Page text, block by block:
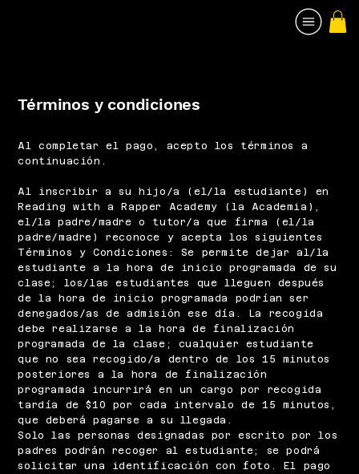
Términos y condiciones
Al completar el pago, acepto los términos a
continuación.
Al inscribir a su hijo/a (el/la estudiante) en
Reading with a Rapper Academy (la Academia),
el/la padre/madre o tutor/a que firma (el/la
padre/madre) reconoce y acepta los siguientes
Términos y Condiciones: Se permite dejar al/la
estudiante a la hora de inicio programada de su
clase; los/las estudiantes que lleguen después
de la hora de inicio programada podrían ser
denegados/as de admisión ese día. La recogida
debe realizarse a la hora de finalización
programada de la clase; cualquier estudiante
que no sea recogido/a dentro de los 15 minutos
posteriores a la hora de finalización
programada incurrirá en un cargo por recogida
tardía de $10 por cada intervalo de 15 minutos,
que deberá pagarse a su llegada.
Solo las personas designadas por escrito por los
padres podrán recoger al estudiante; se podrá
solicitar una identificación con foto. El pago